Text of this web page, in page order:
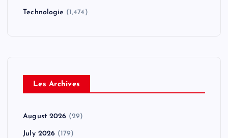
Technologie (1,474)
Les Archives
August 2026 (29)
July 2026 (179)